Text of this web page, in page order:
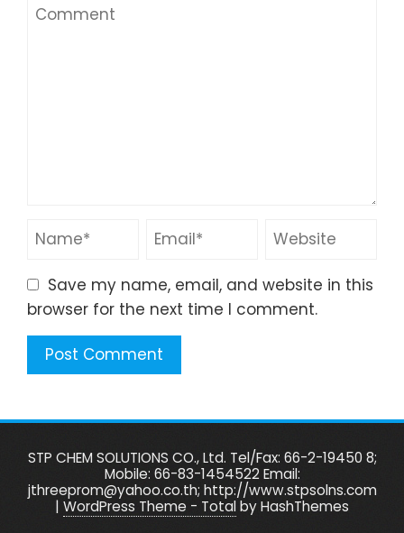
Save my name, email, and website in this
browser for the next time I comment.
STP CHEM SOLUTIONS CO., Ltd. Tel/Fax: 66-2-19450 8;
Mobile: 66-83-1454522 Email:
jthreeprom@yahoo.co.th; http://www.stpsolns.com
| WordPress Theme - Totalby HashThemes